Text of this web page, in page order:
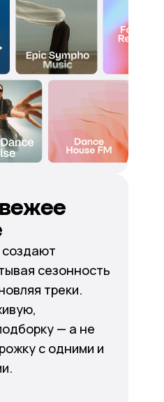
сезонность
треки.
— а не
с одними и